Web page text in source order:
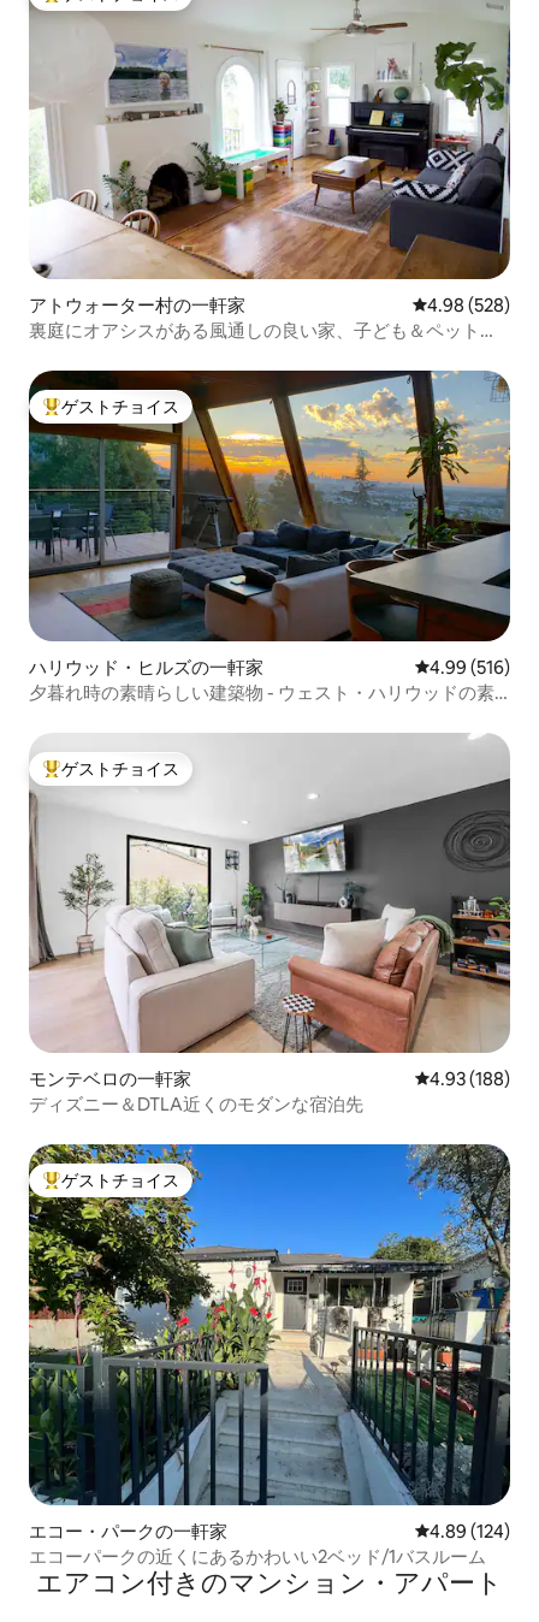
アトウォーター村の一軒家 レビュー528
4.98 (528)
裏庭にオアシスがある風通しの良い家、子ども＆ペット連
大好評のゲストチョイスです。
ゲストチョイス
ハリウッド・ヒルズの一軒家 レビュー516
4.99 (516)
夕暮れ時の素晴らしい建築物 - ウェスト・ハリウッドの素
大好評のゲストチョイスです。
ゲストチョイス
モンテベロの一軒家 レビュー188
4.93 (188)
ディズニー＆DTLA近くのモダンな宿泊先
大好評のゲストチョイスです。
ゲストチョイス
エコー・パークの一軒家 レビュー124
4.89 (124)
エコーパークの近くにあるかわいい2ベッド/1バスルーム
エアコン付きのマンション・アパート